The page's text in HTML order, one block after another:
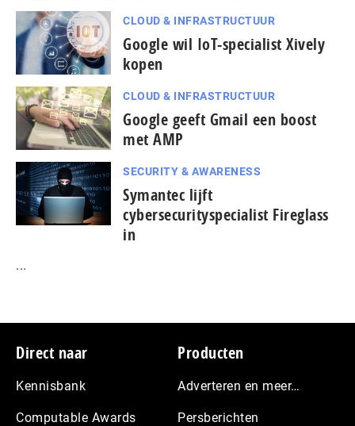
CLOUD & INFRASTRUCTUUR
Google wil IoT-specialist Xively
kopen
CLOUD & INFRASTRUCTUUR
Google geeft Gmail een boost
met AMP
SECURITY & AWARENESS
Symantec lijft
cybersecurityspecialist Fireglass
in
...
Footer
Direct naar
Kennisbank
Computable Awards
Producten
Adverteren en meer…
Persberichten